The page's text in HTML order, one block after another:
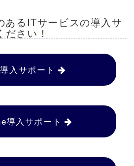
あるITサービスの導入サ
さい！
入サポート
導入サポート